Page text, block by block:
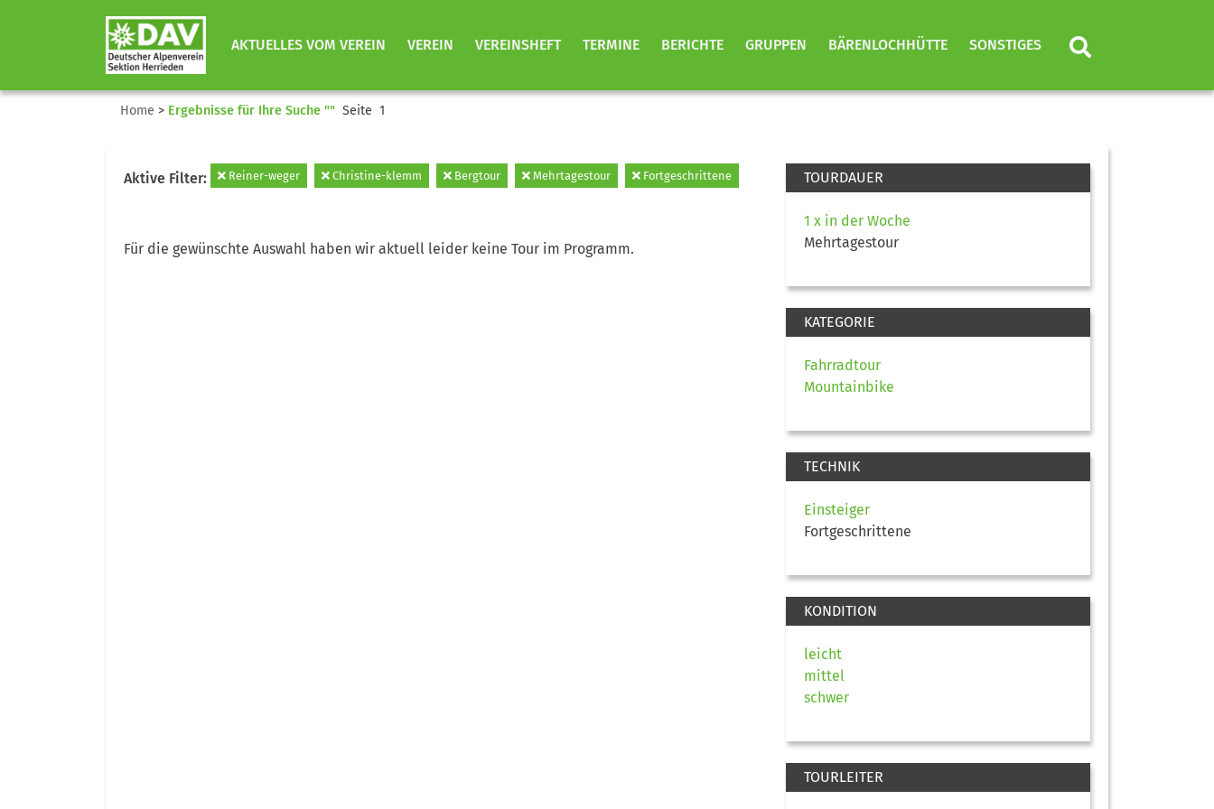
AKTUELLES VOM VEREIN VEREIN VEREINSHEFT TERMINE BERICHTE GRUPPEN BÄRENLOCHHÜTTE SONSTIGES
Home > Ergebnisse für Ihre Suche "" Seite 1
Aktive Filter: Reiner-weger Christine-klemm Bergtour Mehrtagestour Fortgeschrittene
Für die gewünschte Auswahl haben wir aktuell leider keine Tour im Programm.
TOURDAUER
1 x in der Woche
Mehrtagestour
KATEGORIE
Fahrradtour
Mountainbike
TECHNIK
Einsteiger
Fortgeschrittene
KONDITION
leicht
mittel
schwer
TOURLEITER